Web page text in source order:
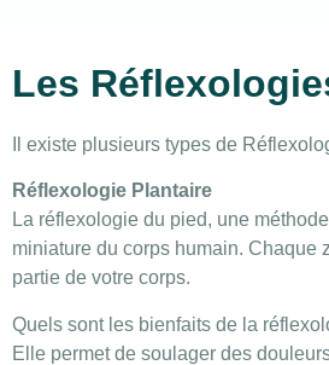
Les
Il existe plusieurs types de
Réflexologie Plantaire
La réflexologie du pied, une
miniature du corps humain. Chaque
partie de votre corps.
Quels sont les bienfaits de la
Elle permet de soulager des